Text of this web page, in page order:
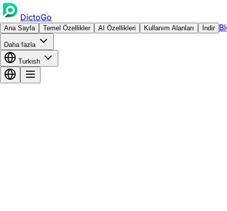
DictoGo
Ana Sayfa Temel Özellikler AI Özellikleri Kullanım Alanları İndir
Daha fazla
Turkish